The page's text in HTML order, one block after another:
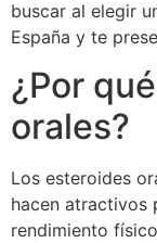
buscar al elegir
España y te
¿Por
orales?
Los esteroides
hacen atractivos
rendimiento